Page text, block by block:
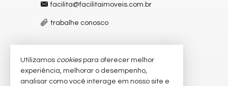
facilita@facilitaimoveis.com.br
trabalhe conosco
VEJA MAIS
receba nosso newsletter
Utilizamos cookiespara oferecer melhor
experiência, melhorar o desempenho,
analisar como você interage em nosso site e